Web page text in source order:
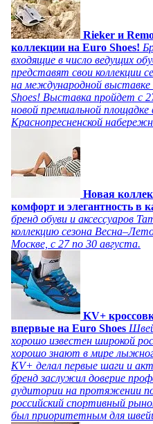
Rieker и
коллекции на Euro Shoes!
входящие в число ведущих
представят свои коллекции
на международной выставке
Shoes! Выставка пройдет c
новой премиальной
Краснопресненской
Новая
комфорт и элегантность в
бренд обуви и аксессуаров
коллекцию сезона
Москве, с 27 по 30 августа.
KV+
впервые на Euro Shoes
хорошо известен широкой
хорошо знают в мире
KV+ делал первые шаги и
бренд заслужил доверие
аудитории на протяжении
российский спортивный
был приоритетным для